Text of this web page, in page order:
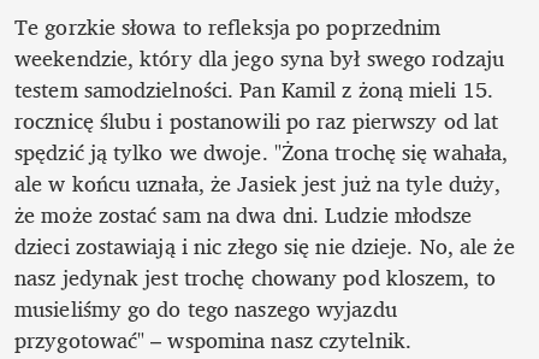
Te gorzkie słowa to refleksja po poprzednim
weekendzie, który dla jego syna był swego rodzaju
testem samodzielności. Pan Kamil z żoną mieli 15.
rocznicę ślubu i postanowili po raz pierwszy od lat
spędzić ją tylko we dwoje. "Żona trochę się wahała,
ale w końcu uznała, że Jasiek jest już na tyle duży,
że może zostać sam na dwa dni. Ludzie młodsze
dzieci zostawiają i nic złego się nie dzieje. No, ale że
nasz jedynak jest trochę chowany pod kloszem, to
musieliśmy go do tego naszego wyjazdu
przygotować" – wspomina nasz czytelnik.